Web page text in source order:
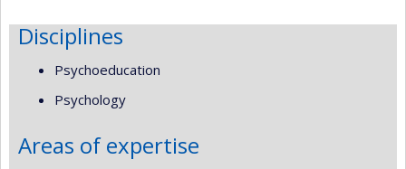
Disciplines
Psychoeducation
Psychology
Areas of expertise